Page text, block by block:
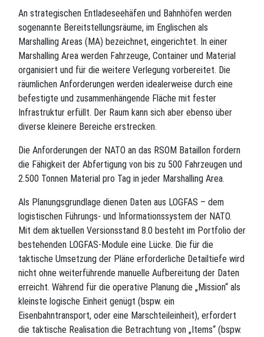
An strategischen Entladeseehäfen und Bahnhöfen werden
sogenannte Bereitstellungsräume, im Englischen als
Marshalling Areas (MA) bezeichnet, eingerichtet. In einer
Marshalling Area werden Fahrzeuge, Container und Material
organisiert und für die weitere Verlegung vorbereitet. Die
räumlichen Anforderungen werden idealerweise durch eine
befestigte und zusammenhängende Fläche mit fester
Infrastruktur erfüllt. Der Raum kann sich aber ebenso über
diverse kleinere Bereiche erstrecken.
Die Anforderungen der NATO an das RSOM Bataillon fordern
die Fähigkeit der Abfertigung von bis zu 500 Fahrzeugen und
2.500 Tonnen Material pro Tag in jeder Marshalling Area.
Als Planungsgrundlage dienen Daten aus LOGFAS – dem
logistischen Führungs- und Informationssystem der NATO.
Mit dem aktuellen Versionsstand 8.0 besteht im Portfolio der
bestehenden LOGFAS-Module eine Lücke. Die für die
taktische Umsetzung der Pläne erforderliche Detailtiefe wird
nicht ohne weiterführende manuelle Aufbereitung der Daten
erreicht. Während für die operative Planung die „Mission“ als
kleinste logische Einheit genügt (bspw. ein
Eisenbahntransport, oder eine Marschteileinheit), erfordert
die taktische Realisation die Betrachtung von „Items“ (bspw.